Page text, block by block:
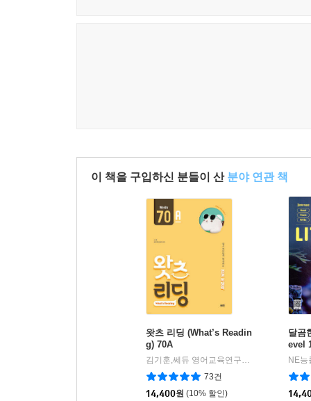
이 책을 구입하신 분들이 산 분야 연관 책
왓츠 리딩 (What’s Readin
g) 70A
쎄듀
73건
14,400원 (10% 할인)
달곰
evel
NE능